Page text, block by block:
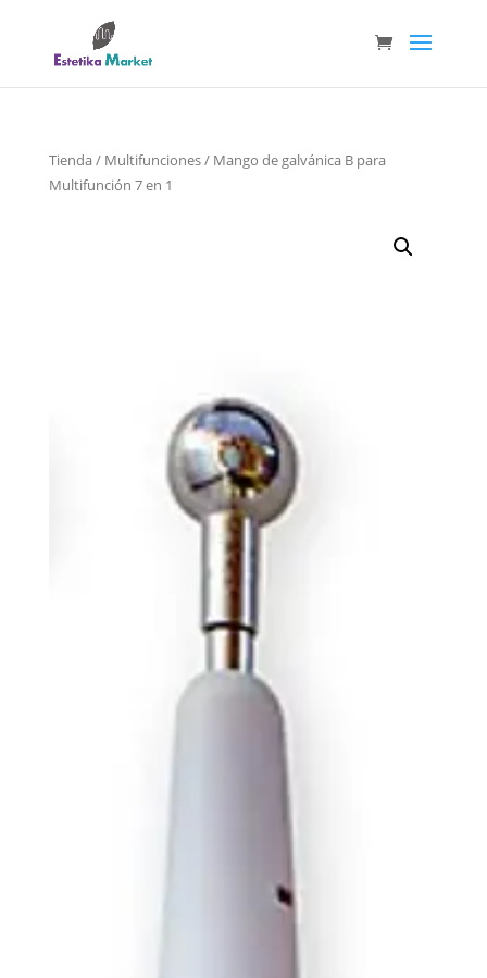
Tienda/ Multifunciones/ Mango de galvánica B para
Multifunción 7 en 1